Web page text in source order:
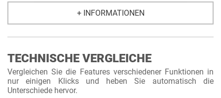
+ INFORMATIONEN
TECHNISCHE VERGLEICHE
Vergleichen Sie die Features verschiedener Funktionen in
nur einigen Klicks und heben Sie automatisch die
Unterschiede hervor.